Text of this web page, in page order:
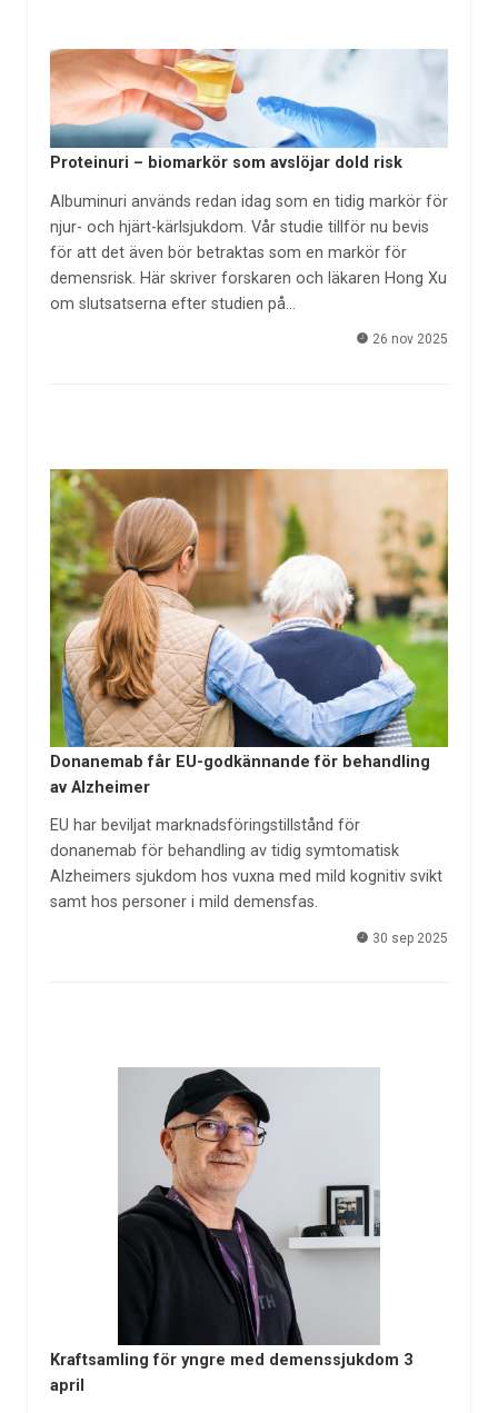
Proteinuri – biomarkör som avslöjar dold risk
Albuminuri används redan idag som en tidig markör för
njur- och hjärt-kärlsjukdom. Vår studie tillför nu bevis
för att det även bör betraktas som en markör för
demensrisk. Här skriver forskaren och läkaren Hong Xu
om slutsatserna efter studien på…
26 nov 2025
Donanemab får EU-godkännande för behandling
av Alzheimer
EU har beviljat marknadsföringstillstånd för
donanemab för behandling av tidig symtomatisk
Alzheimers sjukdom hos vuxna med mild kognitiv svikt
samt hos personer i mild demensfas.
30 sep 2025
Kraftsamling för yngre med demenssjukdom 3
april